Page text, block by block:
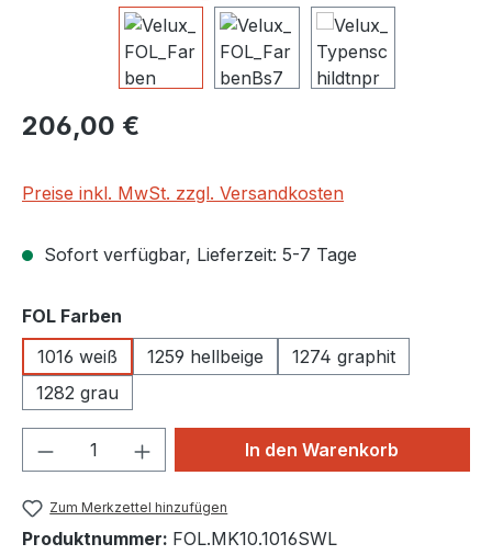
Regulärer Preis:
206,00 €
Preise inkl. MwSt. zzgl. Versandkosten
Sofort verfügbar, Lieferzeit: 5-7 Tage
FOL Farben
1016 weiß
1259 hellbeige
1274 graphit
1282 grau
Produkt Anzahl: Gib denIn den Warenkorb
Zum Merkzettel hinzufügen
Produktnummer: FOL.MK10.1016SWL